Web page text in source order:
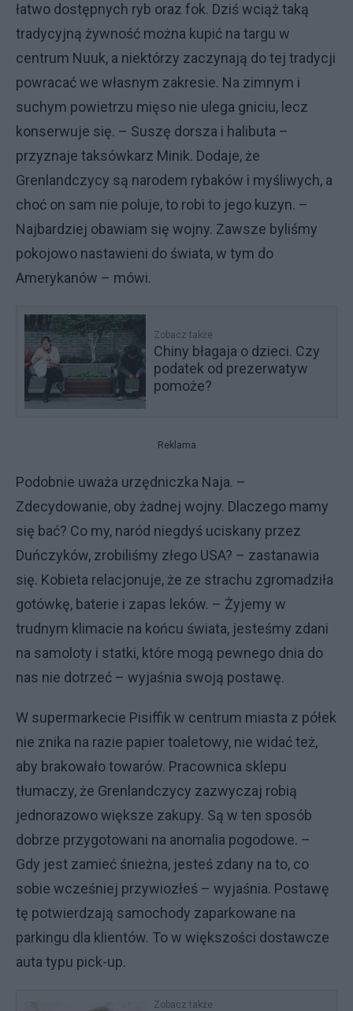
łatwo dostępnych ryb oraz fok. Dziś wciąż taką
tradycyjną żywność można kupić na targu w
centrum Nuuk, a niektórzy zaczynają do tej tradycji
powracać we własnym zakresie. Na zimnym i
suchym powietrzu mięso nie ulega gniciu, lecz
konserwuje się. – Suszę dorsza i halibuta –
przyznaje taksówkarz Minik. Dodaje, że
Grenlandczycy są narodem rybaków i myśliwych, a
choć on sam nie poluje, to robi to jego kuzyn. –
Najbardziej obawiam się wojny. Zawsze byliśmy
pokojowo nastawieni do świata, w tym do
Amerykanów – mówi.
Zobacz także
Chiny błagaja o dzieci. Czy
podatek od prezerwatyw
pomoże?
Reklama
Podobnie uważa urzędniczka Naja. –
Zdecydowanie, oby żadnej wojny. Dlaczego mamy
się bać? Co my, naród niegdyś uciskany przez
Duńczyków, zrobiliśmy złego USA? – zastanawia
się. Kobieta relacjonuje, że ze strachu zgromadziła
gotówkę, baterie i zapas leków. – Żyjemy w
trudnym klimacie na końcu świata, jesteśmy zdani
na samoloty i statki, które mogą pewnego dnia do
nas nie dotrzeć – wyjaśnia swoją postawę.
W supermarkecie Pisiffik w centrum miasta z półek
nie znika na razie papier toaletowy, nie widać też,
aby brakowało towarów. Pracownica sklepu
tłumaczy, że Grenlandczycy zazwyczaj robią
jednorazowo większe zakupy. Są w ten sposób
dobrze przygotowani na anomalia pogodowe. –
Gdy jest zamieć śnieżna, jesteś zdany na to, co
sobie wcześniej przywiozłeś – wyjaśnia. Postawę
tę potwierdzają samochody zaparkowane na
parkingu dla klientów. To w większości dostawcze
auta typu pick-up.
Zobacz także